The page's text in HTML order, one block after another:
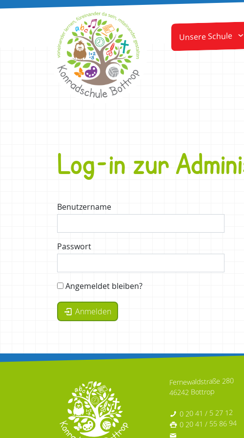
Unsere Schule
Log-in zur
Benutzername
Passwort
Angemeldet bleiben?
Anmelden
Fernewaldstraße 280
46242 Bottrop
0 20 41 / 5 27 12
0 20 41 / 55 86 94